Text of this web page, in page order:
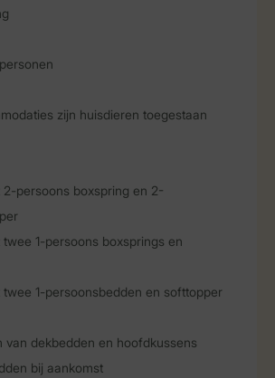
zijn huisdieren toegestaan
2-persoons boxspring en 2-
1-persoons boxsprings en
1-persoonsbedden en softtopper
van dekbedden en hoofdkussens
bij aankomst